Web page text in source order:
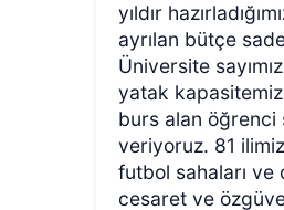
yıldır
ayrılan bütçe
Üniversite
yatak
burs alan öğrenci
veriyoruz. 81
futbol sahaları ve
cesaret ve